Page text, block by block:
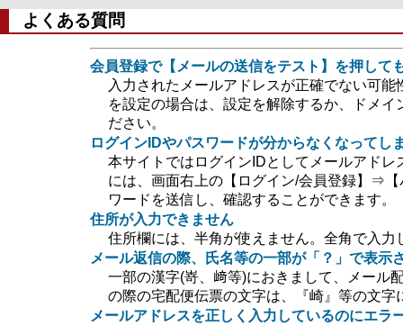
よくある質問
会員登録で【メールの送信をテスト】を押して
入力されたメールアドレスが正確でない可
を設定の場合は、設定を解除するか、ドメ
ださい。
ログインIDやパスワードが分からなくなってし
本サイトではログインIDとしてメールアド
には、画面右上の【ログイン/会員登録】⇒
ワードを送信し、確認することができます。
住所が入力できません
住所欄には、半角が使えません。全角で入力
メール返信の際、氏名等の一部が「？」で表示
一部の漢字(嵜、﨑等)におきまして、メール
の際の宅配便伝票の文字は、『崎』等の文
メールアドレスを正しく入力しているのにエラ